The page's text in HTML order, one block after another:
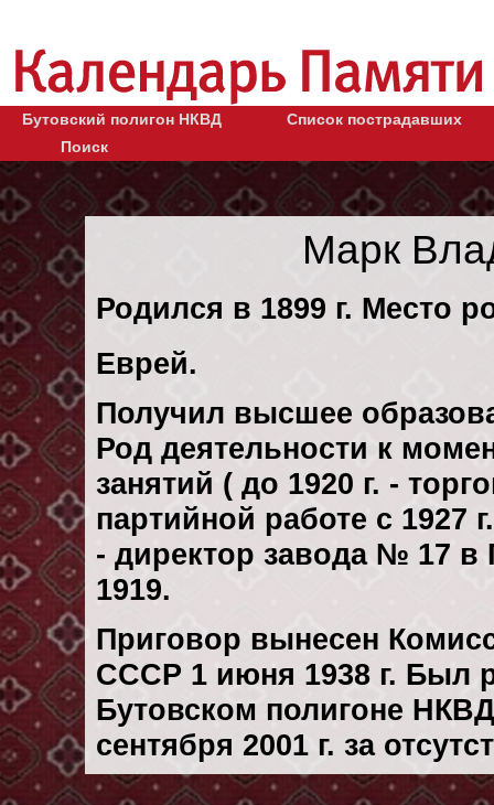
Бутовский полигон НКВД
Список пострадавших
Поиск
Марк
Родился в 1899 г. Место
Еврей.
Получил высшее
Род деятельности к
занятий ( до 1920 г. -
партийной работе с 1927
- директор завода № 17
1919.
Приговор вынесен
СССР 1 июня 1938 г. Был
Бутовском полигоне
сентября 2001 г. за